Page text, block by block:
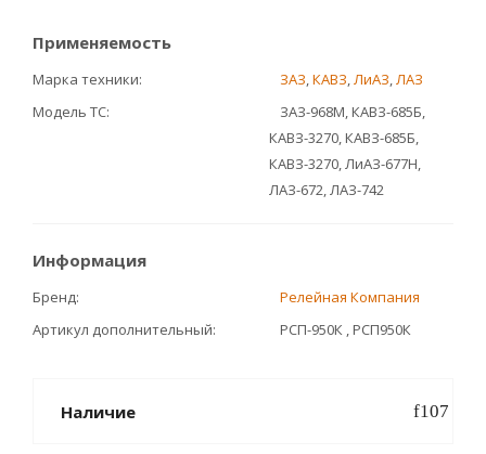
Применяемость
Марка техники ЗАЗ,КАВЗ,ЛиАЗ,ЛАЗ
Модель ТС
ЗАЗ-968М, КАВЗ-685Б,
КАВЗ-3270, КАВЗ-685Б,
КАВЗ-3270, ЛиАЗ-677Н,
ЛАЗ-672, ЛАЗ-742
Информация
Бренд
Релейная Компания
Артикул дополнительный
РСП-950К , РСП950К
Наличие